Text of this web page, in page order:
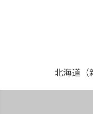
北海道（